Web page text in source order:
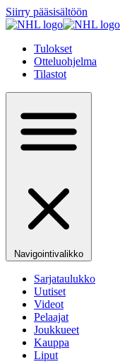
Siirry pääsisältöön
Tulokset
Otteluohjelma
Tilastot
Navigointivalikko
Sarjataulukko
Uutiset
Videot
Pelaajat
Joukkueet
Kauppa
Liput